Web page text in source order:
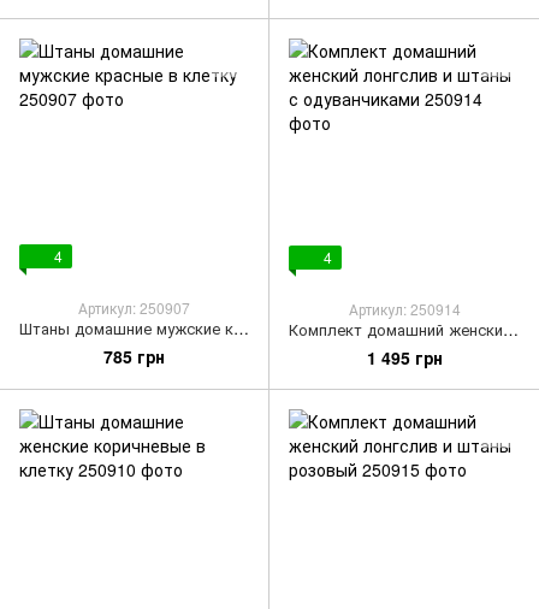
4
Артикул: 250907
Штаны домашние мужские красные в клетку
785 грн
4
Артикул: 250914
Комплект домашний женский лонгслив и штаны с одуванчиками
1 495 грн